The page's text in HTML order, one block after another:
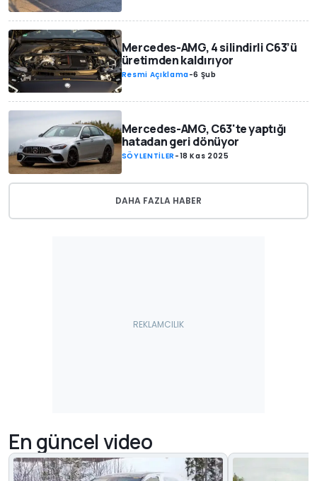
Mercedes-AMG, 4 silindirli C63’ü
üretimden kaldırıyor
Resmi Açıklama-6 Şub
Mercedes-AMG, C63'te yaptığı
hatadan geri dönüyor
SÖYLENTİLER -18 Kas 2025
DAHA FAZLA HABER
En güncel video